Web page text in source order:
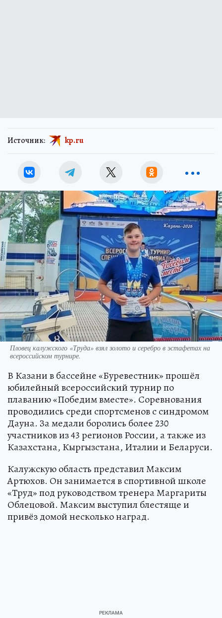
Источник: kp.ru
Пловец калужского «Труда» взял золото и серебро в эстафетах на
всероссийском турнире.
В Казани в бассейне «Буревестник» прошёл
юбилейный всероссийский турнир по
плаванию «Победим вместе». Соревнования
проводились среди спортсменов с синдромом
Дауна. За медали боролись более 230
участников из 43 регионов России, а также из
Казахстана, Кыргызстана, Италии и Беларуси.
Калужскую область представил Максим
Артюхов. Он занимается в спортивной школе
«Труд» под руководством тренера Маргариты
Облецовой. Максим выступил блестяще и
привёз домой несколько наград.